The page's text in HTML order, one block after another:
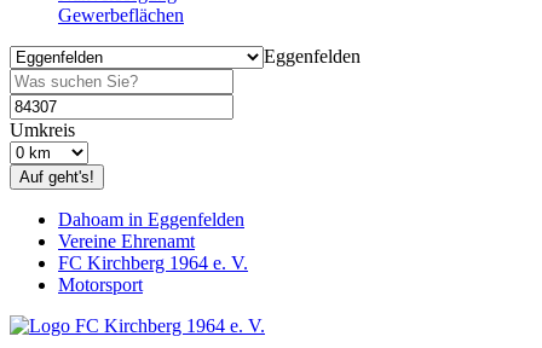
Gewerbeflächen
Eggenfelden
Umkreis
Auf geht's!
Dahoam in Eggenfelden
Vereine Ehrenamt
FC Kirchberg 1964 e. V.
Motorsport